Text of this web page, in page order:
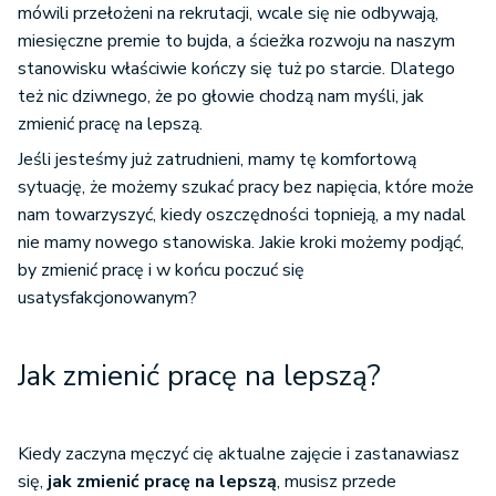
mówili przełożeni na rekrutacji, wcale się nie odbywają,
miesięczne premie to bujda, a ścieżka rozwoju na naszym
stanowisku właściwie kończy się tuż po starcie. Dlatego
też nic dziwnego, że po głowie chodzą nam myśli, jak
zmienić pracę na lepszą.
Jeśli jesteśmy już zatrudnieni, mamy tę komfortową
sytuację, że możemy szukać pracy bez napięcia, które może
nam towarzyszyć, kiedy oszczędności topnieją, a my nadal
nie mamy nowego stanowiska. Jakie kroki możemy podjąć,
by zmienić pracę i w końcu poczuć się
usatysfakcjonowanym?
Jak zmienić pracę na lepszą?
Kiedy zaczyna męczyć cię aktualne zajęcie i zastanawiasz
się, jak zmienić pracę na lepszą, musisz przede